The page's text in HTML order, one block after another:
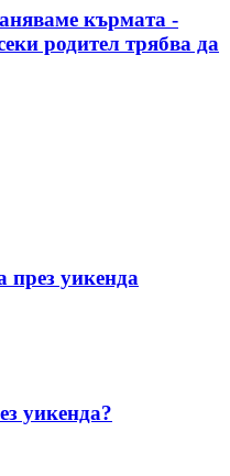
кърмата -
родител трябва да
през уикенда
уикенда?